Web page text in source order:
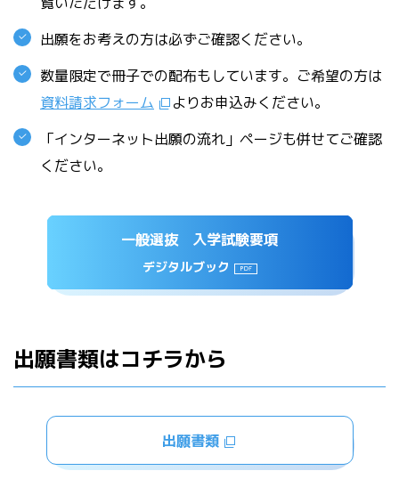
出願をお考えの方は必ずご確認ください。
数量限定で冊子での配布もしています。ご希望の方は
資料請求フォーム
よりお申込みください。
「インターネット出願の流れ」ページも併せてご確認
ください。
一般選抜 入学試験要項
デジタルブック
出願書類はコチラから
出願書類